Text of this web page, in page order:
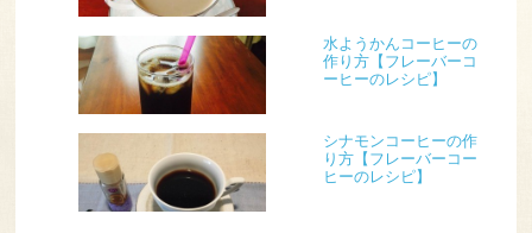
水ようかんコーヒーの
作り方【フレーバーコ
ーヒーのレシピ】
シナモンコーヒーの作
り方【フレーバーコー
ヒーのレシピ】